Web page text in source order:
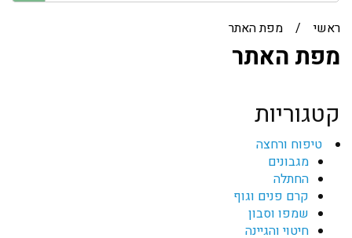
ראשי / מפת האתר
מפת האתר
קטגוריות
טיפוח ורחצה
מגבונים
החתלה
קרם פנים וגוף
שמפו וסבון
חיטוי והגיינה